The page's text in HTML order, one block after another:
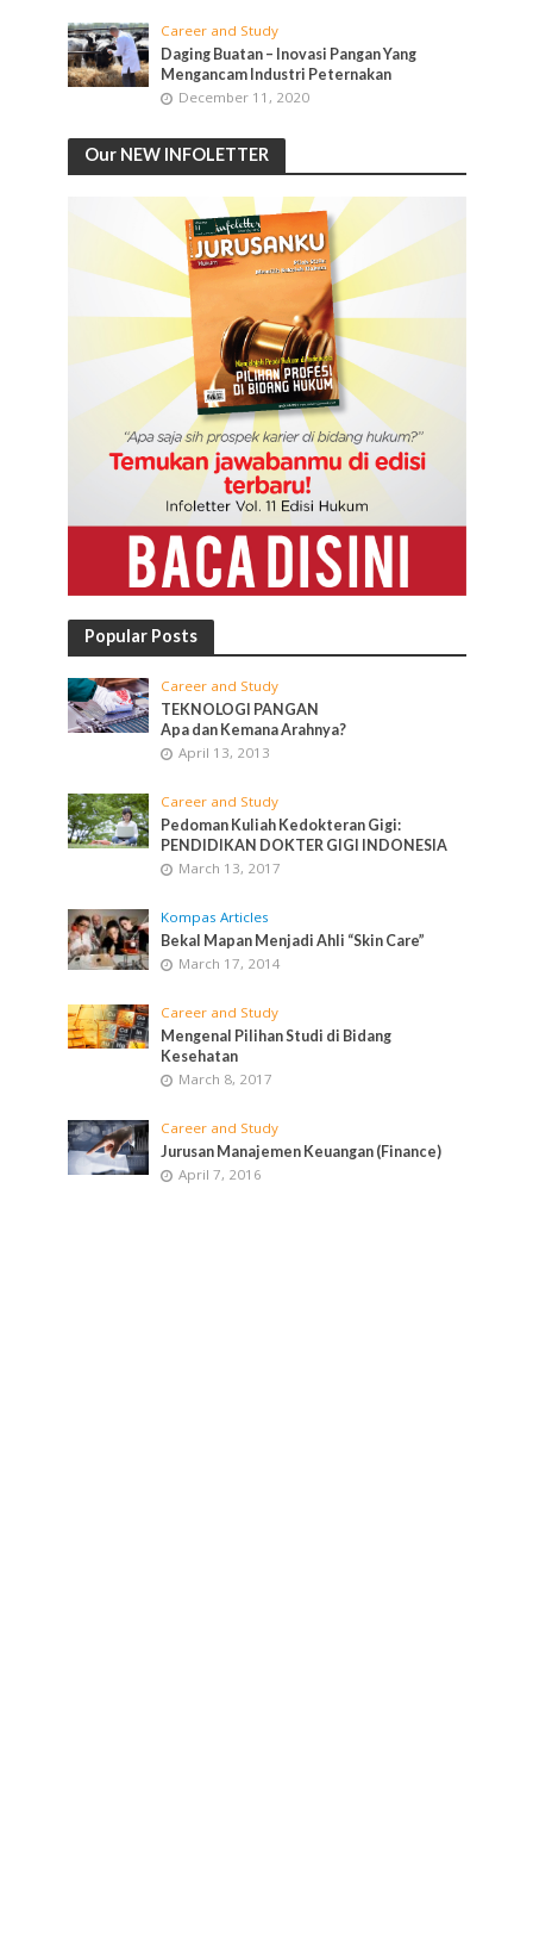
Career and Study
Daging Buatan – Inovasi Pangan Yang
Mengancam Industri Peternakan
December 11, 2020
Our NEW INFOLETTER
Popular Posts
Career and Study
TEKNOLOGI PANGAN
Apa dan Kemana Arahnya?
April 13, 2013
Career and Study
Pedoman Kuliah Kedokteran Gigi:
PENDIDIKAN DOKTER GIGI INDONESIA
March 13, 2017
Kompas Articles
Bekal Mapan Menjadi Ahli “Skin Care”
March 17, 2014
Career and Study
Mengenal Pilihan Studi di Bidang
Kesehatan
March 8, 2017
Career and Study
Jurusan Manajemen Keuangan (Finance)
April 7, 2016